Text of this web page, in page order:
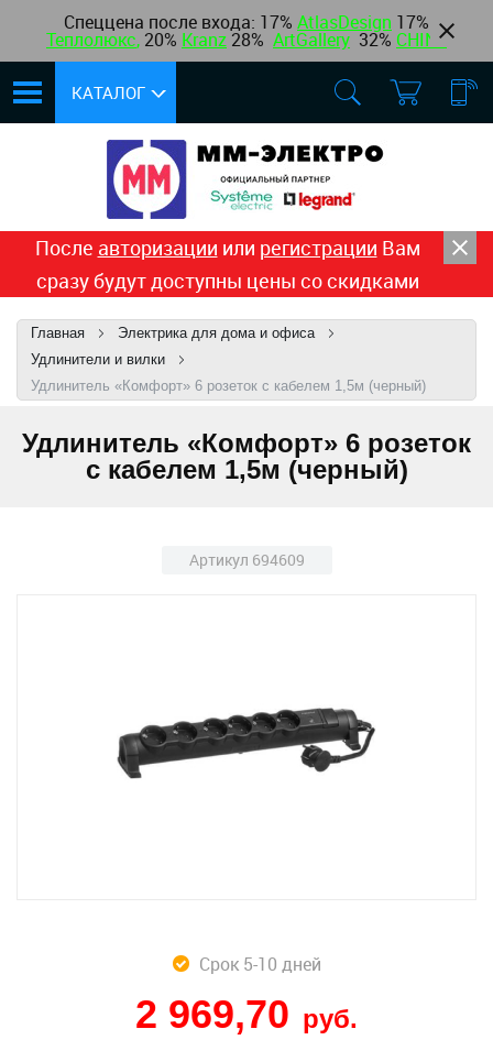
Спеццена после входа: 17% AtlasDesign 17%
Теплолюкс, 20% Kranz 28% ArtGallery 32% CHINT
КАТАЛОГ
После авторизации или регистрации Вам
сразу будут доступны цены со скидками
Главная
Электрика для дома и офиса
Удлинители и вилки
Удлинитель «Комфорт» 6 розеток с кабелем 1,5м (черный)
Удлинитель «Комфорт» 6 розеток
с кабелем 1,5м (черный)
Артикул 694609
Срок 5-10 дней
2 969,70 руб.